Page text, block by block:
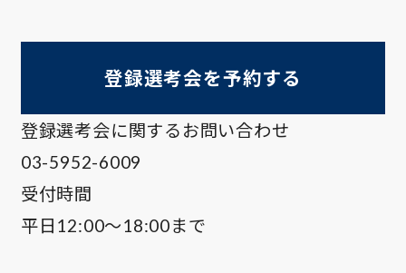
登録選考会を予約する
登録選考会に関するお問い合わせ
03-5952-6009
受付時間
平日12:00～18:00まで